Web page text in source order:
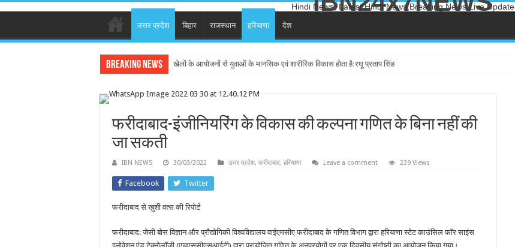
Hindi News, Latest Hindi News,Breaking News,Live Update
उत्तर प्रदेश बिहार राजस्थान हरियाणा देश
Breaking News खेलों के आयोजनों से युवाओं के मानसिक एवं शारीरिक विकास होता है:रघू प्रताप सिंह
फरीदाबाद-इंजीनियरिंग के विकास की कल्पना गणित के बिना नहीं की
जा सकती
IBN NEWS 30/03/2022 उत्तर प्रदेश, फरीदाबाद, हरियाणा Leave a comment 239 Views
Facebook Twitter
फरीदाबाद से खुशी वत्स की रिपोर्ट
फरीदाबाद: जेसी बोस विज्ञान और प्रौद्योगिकी विश्वविद्यालय वाईएमसीए फरीदाबाद के गणित विभाग द्वारा हरियाणा स्टेट काउंसिल फॉर साइंस